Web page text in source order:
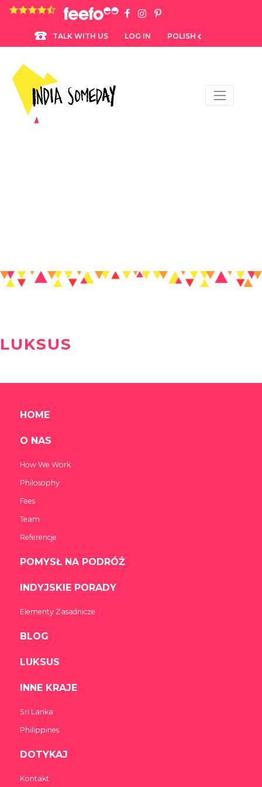
4.8 rating based on 1,234 ratings
TALK WITH US LOG IN POLISH
LUKSUS
HOME
O NAS
How We Work
Philosophy
Fees
Team
Referencje
POMYSŁ NA PODRÓŻ
INDYJSKIE PORADY
Elementy Zasadnicze
BLOG
LUKSUS
INNE KRAJE
Sri Lanka
Philippines
DOTYKAJ
Kontakt